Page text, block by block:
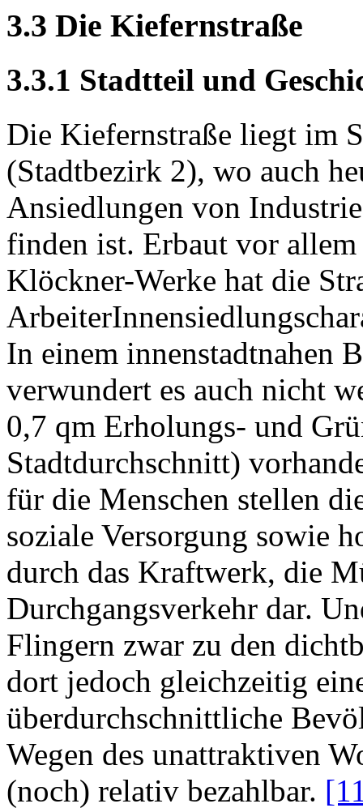
3.3 Die Kiefernstraße
3.3.1 Stadtteil und
Die Kiefernstraße liegt im
(Stadtbezirk 2), wo auch
Ansiedlungen von
finden ist. Erbaut vor
Klöckner-Werke hat die
In einem innenstadtnahen
verwundert es auch nicht
0,7 qm Erholungs- und
Stadtdurchschnitt)
für die Menschen stellen
soziale Versorgung sowie
durch das Kraftwerk, die
Durchgangsverkehr dar.
Flingern zwar zu den
dort jedoch gleichzeitig
überdurchschnittliche
Wegen des unattraktiven
(noch) relativ bezahlbar.